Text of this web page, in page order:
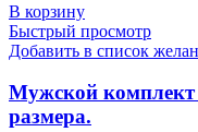
В корзину
Быстрый просмотр
Добавить в список
Мужской комплект
размера.